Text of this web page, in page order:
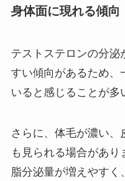
身体面に現れる傾向
テストステロンの分泌
すい傾向があるため、
いると感じることが多
さらに、体毛が濃い
も見られる場合があ
脂分泌量が増えやすく